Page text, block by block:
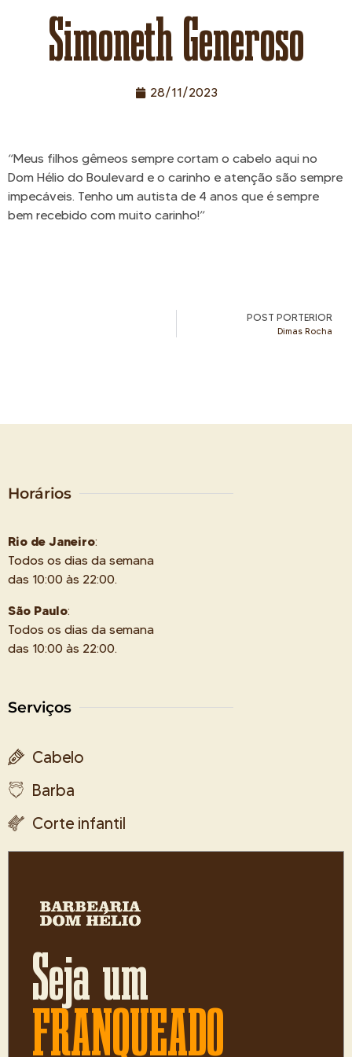
Simoneth Generoso
28/11/2023
“Meus filhos gêmeos sempre cortam o cabelo aqui no
Dom Hélio do Boulevard e o carinho e atenção são sempre
impecáveis. Tenho um autista de 4 anos que é sempre
bem recebido com muito carinho!”
POST PORTERIOR
Dimas Rocha
Horários
Rio de Janeiro:
Todos os dias da semana
das 10:00 às 22:00.
São Paulo:
Todos os dias da semana
das 10:00 às 22:00.
Serviços
Cabelo
Barba
Corte infantil
Seja um
FRANQUEADO